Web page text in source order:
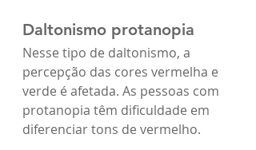
Daltonismo protanopia
Nesse tipo de daltonismo, a
percepção das cores vermelha e
verde é afetada. As pessoas com
protanopia têm dificuldade em
diferenciar tons de vermelho.